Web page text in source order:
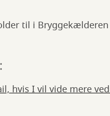
til i
hvis I vil vide mere